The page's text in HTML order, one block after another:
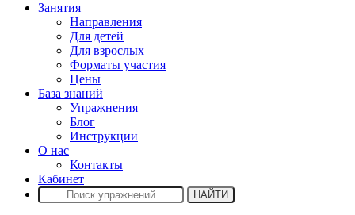
Занятия
Направления
Для детей
Для взрослых
Форматы участия
Цены
База знаний
Упражнения
Блог
Инструкции
О нас
Контакты
Кабинет